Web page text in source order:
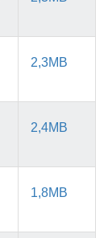
2,3MB
2,4MB
1,8MB